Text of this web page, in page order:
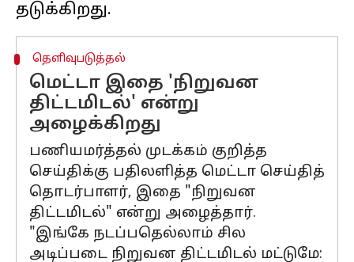
தெளிவுபடுத்தல்
மெட்டா இதை 'நிறுவன
திட்டமிடல்' என்று
அழைக்கிறது
பணியமர்த்தல் முடக்கம் குறித்த
செய்திக்கு பதிலளித்த மெட்டா செய்தித்
தொடர்பாளர், இதை "நிறுவன
திட்டமிடல்" என்று அழைத்தார்.
"இங்கே நடப்பதெல்லாம் சில
அடிப்படை நிறுவன திட்டமிடல் மட்டுமே: